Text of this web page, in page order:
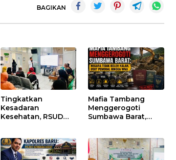
BAGIKAN
Tingkatkan
Kesadaran
Kesehatan, RSUD
Diabetes Melitus
pada Lansia
Mafia Tambang
Menggerogoti
Sumbawa Barat,
hingga WNA